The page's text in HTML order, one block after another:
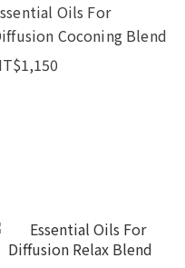
Oils For
Coconing Blend